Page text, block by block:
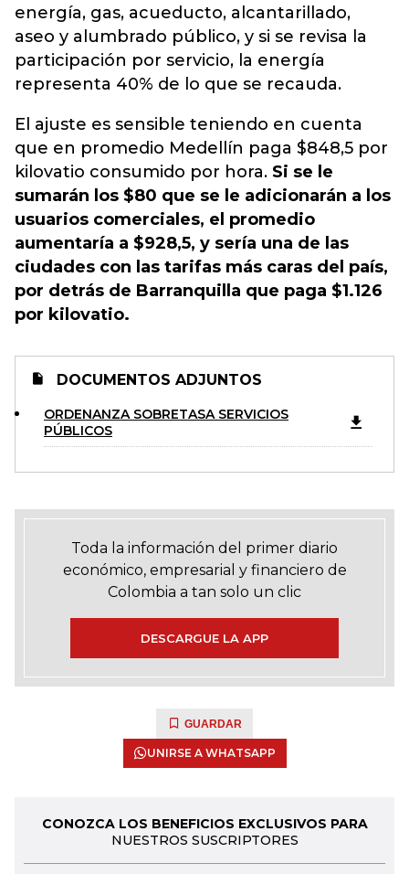
energía, gas, acueducto, alcantarillado,
aseo y alumbrado público, y si se revisa la
participación por servicio, la energía
representa 40% de lo que se recauda.
El ajuste es sensible teniendo en cuenta
que en promedio Medellín paga $848,5 por
kilovatio consumido por hora. Si se le
sumarán los $80 que se le adicionarán a los
usuarios comerciales, el promedio
aumentaría a $928,5, y sería una de las
ciudades con las tarifas más caras del país,
por detrás de Barranquilla que paga $1.126
por kilovatio.
DOCUMENTOS ADJUNTOS
ORDENANZA SOBRETASA SERVICIOS
PÚBLICOS
Toda la información del primer diario
económico, empresarial y financiero de
Colombia a tan solo un clic
DESCARGUE LA APP
GUARDAR
UNIRSE A WHATSAPP
CONOZCA LOS BENEFICIOS EXCLUSIVOS PARA
NUESTROS SUSCRIPTORES